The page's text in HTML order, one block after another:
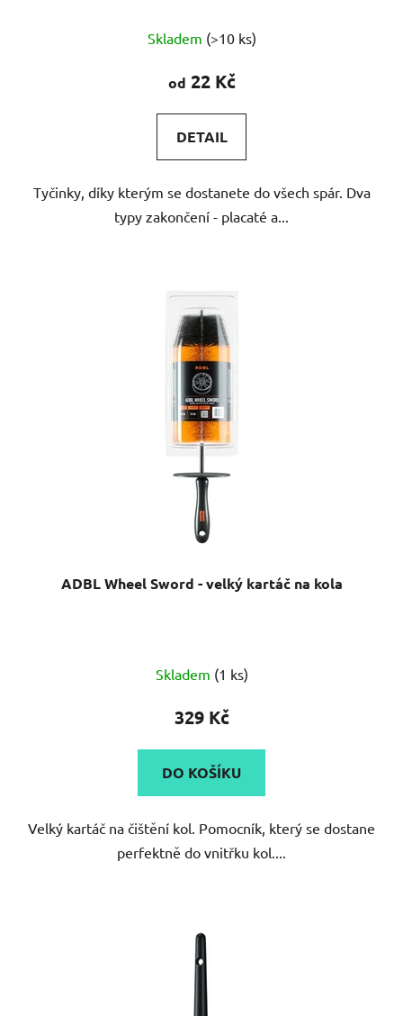
Skladem (>10 ks)
od 22 Kč
DETAIL
Tyčinky, díky kterým se dostanete do všech spár. Dva
typy zakončení - placaté a...
ADBL Wheel Sword - velký kartáč na kola
hodnocení
produktu
4,3
z
hvězdiček.
Skladem (1 ks)
329 Kč
DO KOŠÍKU
Velký kartáč na čištění kol. Pomocník, který se dostane
perfektně do vnitřku kol....